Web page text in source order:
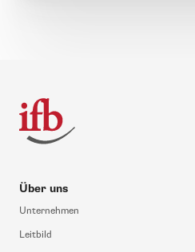
Über uns
Unternehmen
Leitbild